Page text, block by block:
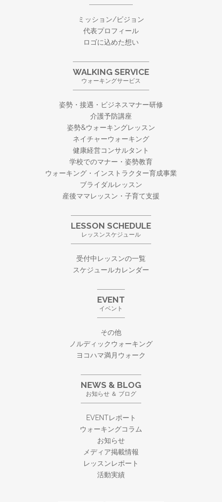
ミッション/ビジョン
代表プロフィール
ロゴに込めた想い
WALKING SERVICE
ウォーキングサービス
姿勢・接遇・ビジネスマナー研修
介護予防講座
姿勢&ウォーキングレッスン
ネイチャーウォーキング
健康経営コンサルタント
学校でのマナー・姿勢教育
ウォーキング・ インストラクター育成事業
ブライダルレッスン
産後ママレッスン・子育て支援
LESSON SCHEDULE
レッスンスケジュール
受付中レッスンの一覧
スケジュールカレンダー
EVENT
イベント
その他
ノルディックウォーキング
ヨコハマ満月ウォーク
NEWS & BLOG
お知らせ ＆ ブログ
EVENTレポート
ウォーキングコラム
お知らせ
メディア掲載情報
レッスンレポート
活動実績